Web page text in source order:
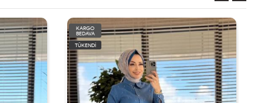
KARGO
BEDAVA